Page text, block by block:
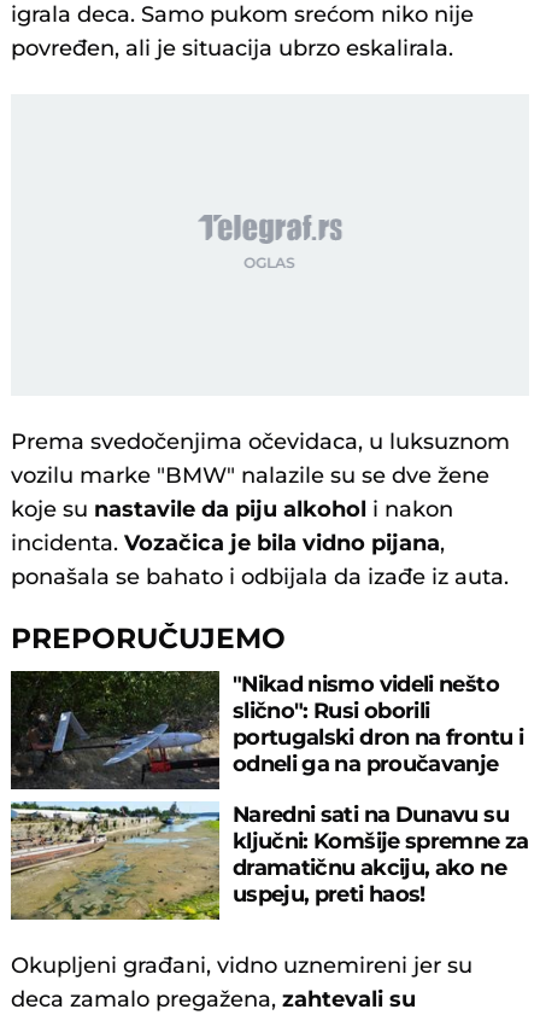
igrala deca. Samo pukom srećom niko nije
povređen, ali je situacija ubrzo eskalirala.
Prema svedočenjima očevidaca, u luksuznom
vozilu marke "BMW" nalazile su se dve žene
koje su nastavile da piju alkohol i nakon
incidenta.Vozačica je bila vidno pijana,
ponašala se bahato i odbijala da izađe iz auta.
PREPORUČUJEMO
"Nikad nismo videli nešto
slično": Rusi oborili
portugalski dron na frontu i
odneli ga na proučavanje
Naredni sati na Dunavu su
ključni: Komšije spremne za
dramatičnu akciju, ako ne
uspeju, preti haos!
Okupljeni građani, vidno uznemireni jer su
deca zamalo pregažena,zahtevali su